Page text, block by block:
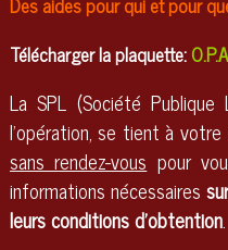
Télécharger la plaquette:
La SPL (Société
l’opération, se tient à
sans rendez-vous pour
informations nécessaires
leurs conditions d’obtention.